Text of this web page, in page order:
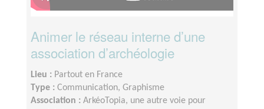
Animer le réseau interne d’une
association d’archéologie
Lieu : Partout en France
Type : Communication, Graphisme
Association : ArkéoTopia, une autre voie pour